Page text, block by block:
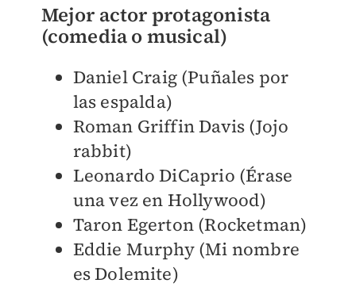
Mejor actor protagonista
(comedia o musical)
Daniel Craig (Puñales por
las espalda)
Roman Griffin Davis (Jojo
rabbit)
Leonardo DiCaprio (Érase
una vez en Hollywood)
Taron Egerton (Rocketman)
Eddie Murphy (Mi nombre
es Dolemite)